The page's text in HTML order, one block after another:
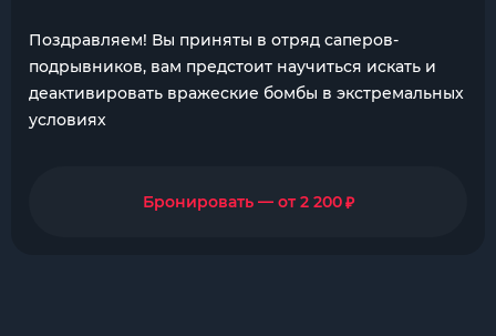
Поздравляем! Вы приняты в отряд саперов-
подрывников, вам предстоит научиться искать и
деактивировать вражеские бомбы в экстремальных
условиях
Бронировать — от 2 200₽